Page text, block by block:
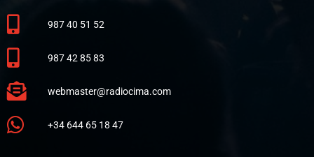
987 40 51 52
987 42 85 83
webmaster@radiocima.com
+34 644 65 18 47